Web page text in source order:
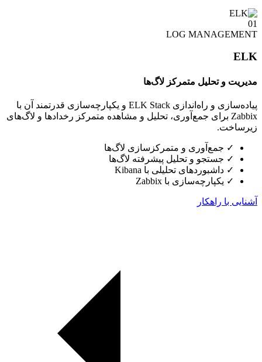
01
LOG MANAGEMENT
ELK
مدیریت و تحلیل متمرکز لاگ‌ها
پیاده‌سازی و راه‌اندازی ELK Stack و یکپارچه‌سازی قدرتمند آن با
Zabbix برای جمع‌آوری، تحلیل و مشاهده متمرکز رخدادها و لاگ‌های
زیرساخت.
✓ جمع‌آوری و متمرکزسازی لاگ‌ها
✓ جستجو و تحلیل پیشرفته لاگ‌ها
✓ داشبوردهای تحلیلی با Kibana
✓ یکپارچه‌سازی با Zabbix
آشنایی با راهکار